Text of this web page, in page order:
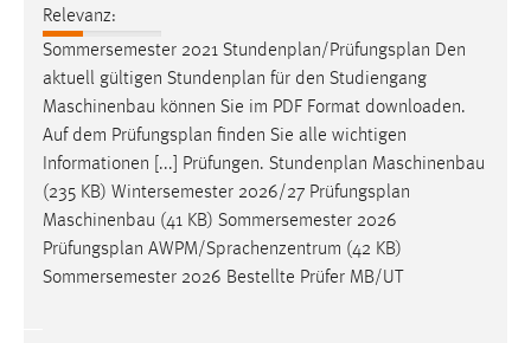
Relevanz:
Sommersemester 2021 Stundenplan/ Prüfungsplan Den
aktuell gültigen Stundenplan für den Studiengang
Maschinenbau können Sie im PDF Format downloaden.
Auf dem Prüfungsplan finden Sie alle wichtigen
Informationen [...] Prüfungen. Stundenplan Maschinenbau
(235 KB) Wintersemester 2026/27 Prüfungsplan
Maschinenbau (41 KB) Sommersemester 2026
Prüfungsplan AWPM/Sprachenzentrum (42 KB)
Sommersemester 2026 Bestellte Prüfer MB/UT